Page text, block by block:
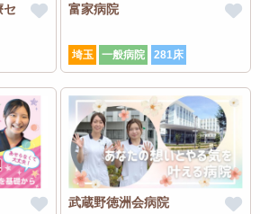
セ
富家病院
埼玉 一般病院 281床
武蔵野徳洲会病院